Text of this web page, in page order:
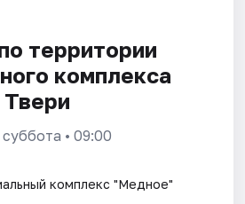
территории
комплекса
суббота • 09:00
комплекс "Медное"